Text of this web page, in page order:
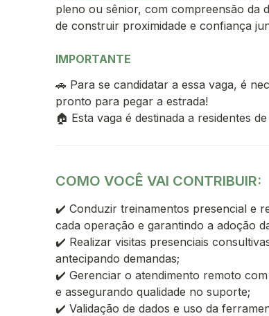
pleno ou sênior, com compreensão da
de construir proximidade e confiança
IMPORTANTE
🚗 Para se candidatar a essa vaga, é
pronto para pegar a estrada!
🏠 Esta vaga é destinada a residentes
COMO VOCÊ VAI CONTRIBUIR:
✔️ Conduzir treinamentos presencial e
cada operação e garantindo a adoção
✔️ Realizar visitas presenciais
antecipando demandas;
✔️ Gerenciar o atendimento remoto
e assegurando qualidade no suporte;
✔️ Validação de dados e uso da